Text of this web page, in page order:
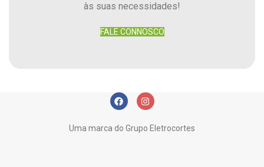
às suas necessidades!
FALE CONNOSCO
Uma marca do Grupo Eletrocortes